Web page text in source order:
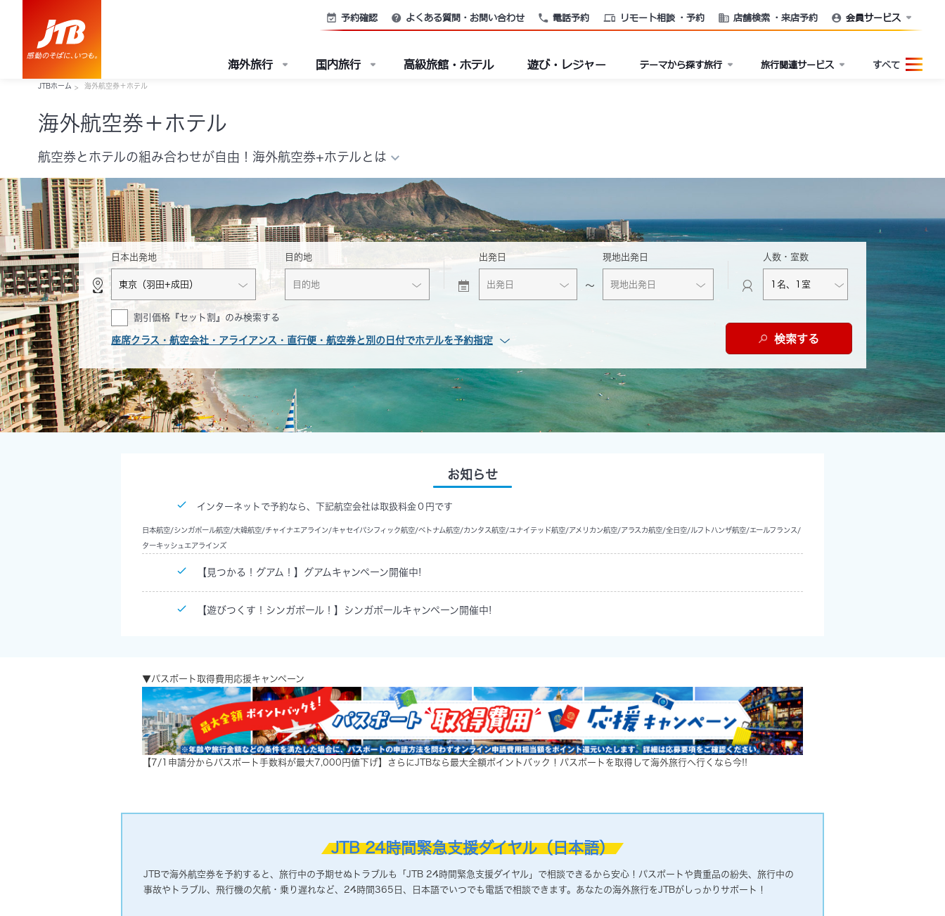
電話予約 リモート相談 ・予約 店舗検索 ・来店予約
予約確認 よくある質問・お問い合わせ 会員サービス
海外旅行 国内旅行 高級旅館・ホテル 遊び・レジャー テーマから探す旅行 旅行関連サービス すべて
JTBホーム 海外航空券＋ホテル
海外航空券＋ホテル
航空券とホテルの組み合わせが自由！海外航空券+ホテルとは
日本出発地 目的地 出発日 現地出発日 人数・室数
割引価格『セット割』のみ検索する
座席クラス・航空会社・アライアンス・直行便・航空券と別の日付でホテルを予約指定 検索する
お知らせ
インターネットで予約なら、下記航空会社は取扱料金０円です
日本航空/シンガポール航空/大韓航空/チャイナエアライン/キャセイパシフィック航空/ベトナム航空/カンタス航空/ユナイテッド航空/アメリカン航空/アラスカ航空/全日空/ルフトハンザ航空/エールフランス/
ターキッシュエアラインズ
【見つかる！グアム！】グアムキャンペーン開催中!
【遊びつくす！シンガポール！】シンガポールキャンペーン開催中!
▼パスポート取得費用応援キャンペーン
【7/1申請分からパスポート手数料が最大7,000円値下げ】さらにJTBなら最大全額ポイントバック！パスポートを取得して海外旅行へ行くなら今!!
JTB 24時間緊急支援ダイヤル（日本語）
JTBで海外航空券を予約すると、旅行中の予期せぬトラブルも「JTB 24時間緊急支援ダイヤル」で相談できるから安心！パスポートや貴重品の紛失、旅行中の
事故やトラブル、飛行機の欠航・乗り遅れなど、24時間365日、日本語でいつでも電話で相談できます。あなたの海外旅行をJTBがしっかりサポート！